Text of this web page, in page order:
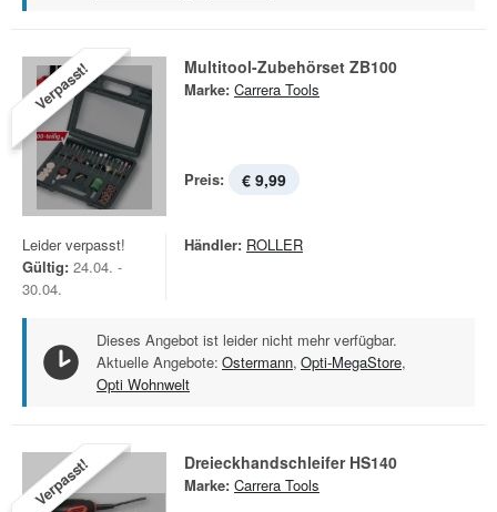
Verpasst! Multitool-Zubehörset ZB100
Marke: Carrera Tools
Preis: € 9,99
Leider verpasst!
Gültig: 24.04. -
30.04.
Händler: ROLLER
Dieses Angebot ist leider nicht mehr verfügbar.
Aktuelle Angebote: Ostermann, Opti-MegaStore,
Opti Wohnwelt
Verpasst! Dreieckhandschleifer HS140
Marke: Carrera Tools